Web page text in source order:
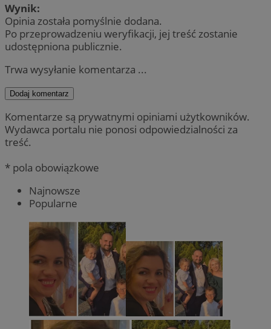
Wynik:
Opinia została pomyślnie dodana.
Po przeprowadzeniu weryfikacji, jej treść zostanie
udostępniona publicznie.
Trwa wysyłanie komentarza ...
Dodaj komentarz
Komentarze są prywatnymi opiniami użytkowników.
Wydawca portalu nie ponosi odpowiedzialności za
treść.
* pola obowiązkowe
Najnowsze
Popularne